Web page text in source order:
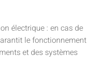
électrique : en cas de
le fonctionnement
et des systèmes